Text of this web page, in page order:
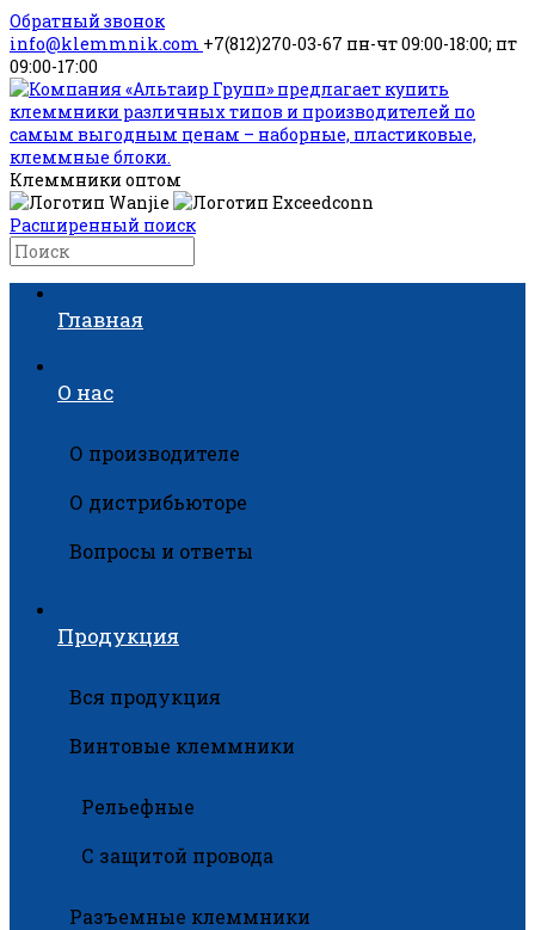
Обратный звонок
info@klemmnik.com +7(812)270-03-67 пн-чт 09:00-18:00; пт
09:00-17:00
Клеммники оптом
Расширенный поиск
Главная
О нас
О производителе
О дистрибьюторе
Вопросы и ответы
Продукция
Вся продукция
Винтовые клеммники
Рельефные
С защитой провода
Разъемные клеммники